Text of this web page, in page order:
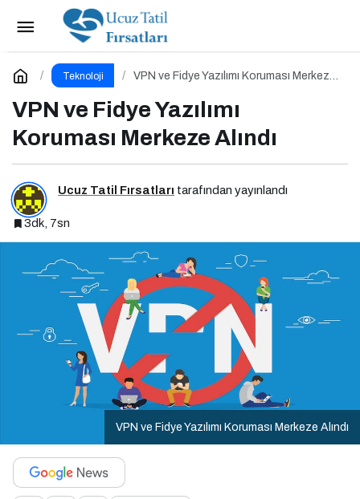
Teknoloji
VPN ve Fidye Yazılımı Koruması Merkeze
VPN ve Fidye Yazılımı
Koruması Merkeze Alındı
Ucuz Tatil Fırsatları tarafından yayınlandı
3dk, 7sn
VPN ve Fidye Yazılımı Koruması Merkeze Alındı
Dijital dünyanın yeni tehdidi: SnakeStealer
Yorum Yap